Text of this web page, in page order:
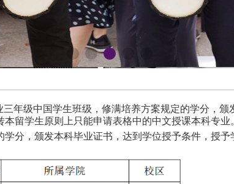
三年级中国学生班级，修满培养方案规定的学分，颁
本留学生原则上只能申请表格中的中文授课本科专业。
学分，颁发本科毕业证书，达到学位授予条件，授予